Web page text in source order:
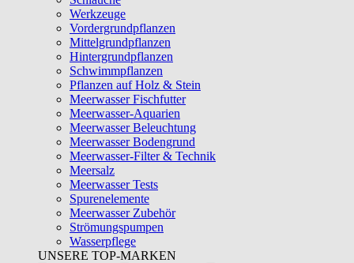
Werkzeuge
Vordergrundpflanzen
Mittelgrundpflanzen
Hintergrundpflanzen
Schwimmpflanzen
Pflanzen auf Holz & Stein
Meerwasser Fischfutter
Meerwasser-Aquarien
Meerwasser Beleuchtung
Meerwasser Bodengrund
Meerwasser-Filter & Technik
Meersalz
Meerwasser Tests
Spurenelemente
Meerwasser Zubehör
Strömungspumpen
Wasserpflege
UNSERE TOP-MARKEN